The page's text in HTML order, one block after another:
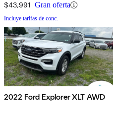
$43,991 Gran oferta
Incluye tarifas de conc.
2022 Ford Explorer XLT AWD